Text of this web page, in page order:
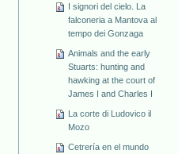
I signori del cielo. La
falconeria a Mantova al
tempo dei Gonzaga
Animals and the early
Stuarts: hunting and
hawking at the court of
James I and Charles I
La corte di Ludovico il
Mozo
Cetrería en el mundo